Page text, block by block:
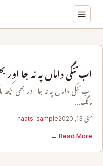
اب تنگی داماں پہ نہ جا اور
اب تنگی داماں پہ نہ جا اور بھی
مانگ…
مئی 13, 2020 naats-sample
Read More →